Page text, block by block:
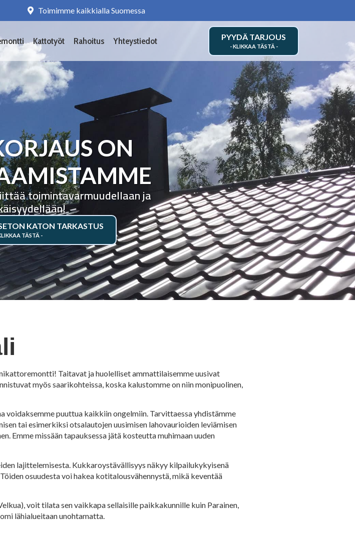
Toimimme kaikkialla Suomessa
Kattotyöt Rahoitus Yhteystiedot PYYDÄ TARJOUS
ON
toimintavarmuudellaan ja
KATON TARKASTUS
Taitavat ja huolelliset ammattilaisemme uusivat
myös saarikohteissa, koska kalustomme on niin monipuolinen,
voidaksemme puuttua kaikkiin ongelmiin. Tarvittaessa yhdistämme
tai esimerkiksi otsalautojen uusimisen lahovaurioiden leviämisen
Emme missään tapauksessa jätä kosteutta muhimaan uuden
lajittelemisesta. Kukkaroystävällisyys näkyy kilpailukykyisenä
osuudesta voi hakea kotitalousvähennystä, mikä keventää
voit tilata sen vaikkapa sellaisille paikkakunnille kuin Parainen,
lähialueitaan unohtamatta.